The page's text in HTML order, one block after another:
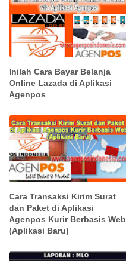
Inilah Cara Bayar Belanja
Online Lazada di Aplikasi
Agenpos
Cara Transaksi Kirim Surat
dan Paket di Aplikasi
Agenpos Kurir Berbasis Web
(Aplikasi Baru)